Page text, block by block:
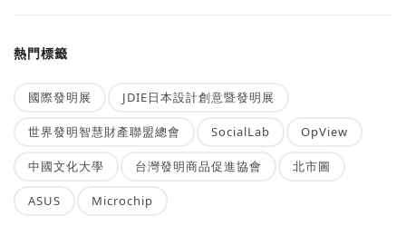
熱門標籤
國際發明展 JDIE日本設計創意暨發明展
世界發明智慧財產聯盟總會 SocialLab OpView
中國文化大學 台灣發明商品促進協會 北市圖
ASUS Microchip